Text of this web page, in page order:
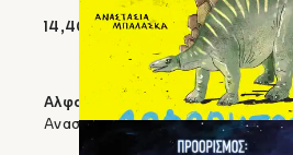
14,40 €
Αλφαβητάρι δεινοσαύρων
Αναστασία Μπαλάσκα, Stilos